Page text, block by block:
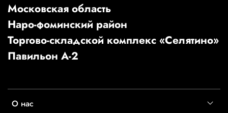
О нас
Московская область
Наро-фоминский район
Торгово-складской комплекс «Селятино»
Павильон А-2